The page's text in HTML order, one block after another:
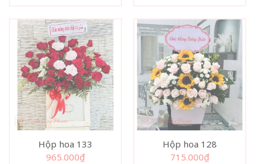
Hộp hoa 133
965.000₫
Hộp hoa 128
715.000₫